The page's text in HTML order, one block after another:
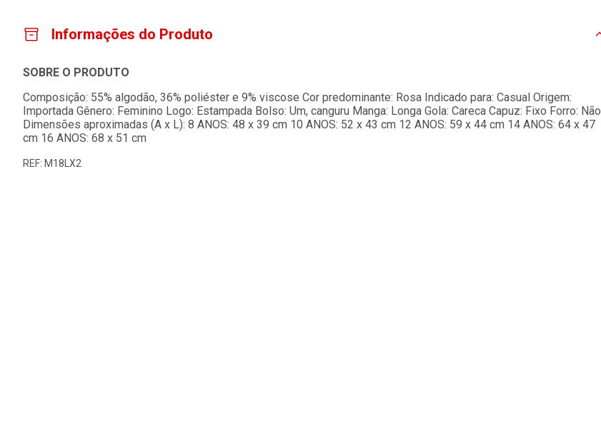
Informações do Produto
SOBRE O PRODUTO
Composição: 55% algodão, 36% poliéster e 9% viscose Cor predominante: Rosa Indicado para: Casual Origem:
Importada Gênero: Feminino Logo: Estampada Bolso: Um, canguru Manga: Longa Gola: Careca Capuz: Fixo Forro: Não
Dimensões aproximadas (A x L): 8 ANOS: 48 x 39 cm 10 ANOS: 52 x 43 cm 12 ANOS: 59 x 44 cm 14 ANOS: 64 x 47
cm 16 ANOS: 68 x 51 cm
REF: M18LX2